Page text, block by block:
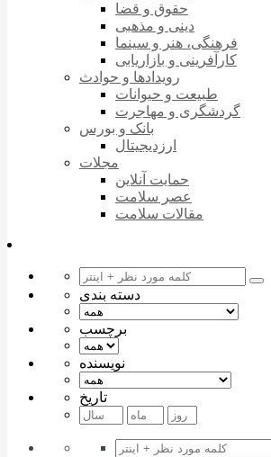
حقوق و قضا
دینی و مذهبی
فرهنگی، هنر و سینما
کارآفرینی و بازاریابی
رویدادها و حوادث
طبیعت و حیوانات
گردشگری و مهاجرت
بانک و بورس
ارزدیجیتال
مجلات
حمایت آنلاین
عصر سلامت
مقالات سلامت
دسته بندی
برچسب
نویسنده
تاریخ